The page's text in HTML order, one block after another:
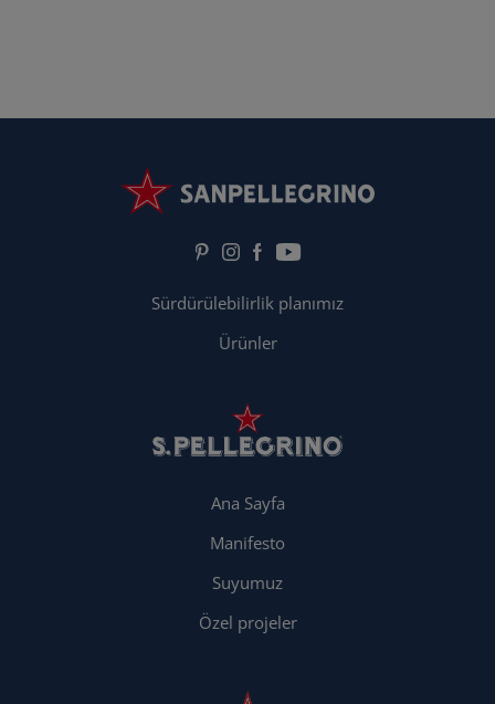
Sürdürülebilirlik planımız
Ürünler
Ana Sayfa
Manifesto
Suyumuz
Özel projeler